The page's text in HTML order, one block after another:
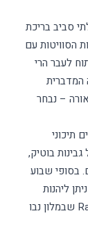
וילתי סביב בריכת
הסוויטות עם
לעבר הרי
המדברית
– נבחר
תיכוני
בוטיק,
בסופי שבוע
ליהנות
(בתוספת תשלום) מארוחת ערב במסעדת Ranch House שבמלון נבו